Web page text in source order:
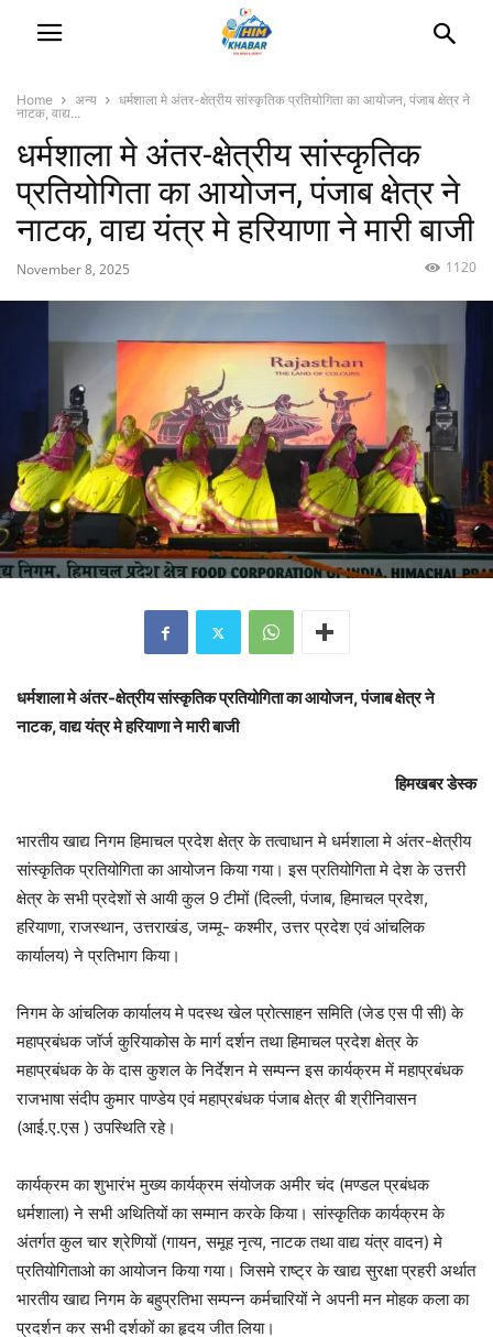
Home अन्य
धर्मशाला मे अंतर-क्षेत्रीय सांस्कृतिक प्रतियोगिता का आयोजन, पंजाब क्षेत्र ने
नाटक, वाद्य...
धर्मशाला मे अंतर-क्षेत्रीय सांस्कृतिक
प्रतियोगिता का आयोजन, पंजाब क्षेत्र ने
नाटक, वाद्य यंत्र मे हरियाणा ने मारी बाजी
November 8, 2025 1120
धर्मशाला मे अंतर-क्षेत्रीय सांस्कृतिक प्रतियोगिता का आयोजन, पंजाब क्षेत्र ने
नाटक, वाद्य यंत्र मे हरियाणा ने मारी बाजी
हिमखबर डेस्क
भारतीय खाद्य निगम हिमाचल प्रदेश क्षेत्र के तत्वाधान मे धर्मशाला मे अंतर-क्षेत्रीय
सांस्कृतिक प्रतियोगिता का आयोजन किया गया। इस प्रतियोगिता मे देश के उत्तरी
क्षेत्र के सभी प्रदेशों से आयी कुल 9 टीमों (दिल्ली, पंजाब, हिमाचल प्रदेश,
हरियाणा, राजस्थान, उत्तराखंड, जम्मू- कश्मीर, उत्तर प्रदेश एवं आंचलिक
कार्यालय) ने प्रतिभाग किया।
निगम के आंचलिक कार्यालय मे पदस्थ खेल प्रोत्साहन समिति (जेड एस पी सी) के
महाप्रबंधक जॉर्ज कुरियाकोस के मार्ग दर्शन तथा हिमाचल प्रदेश क्षेत्र के
महाप्रबंधक के के दास कुशल के निर्देशन मे सम्पन्न इस कार्यक्रम में महाप्रबंधक
राजभाषा संदीप कुमार पाण्डेय एवं महाप्रबंधक पंजाब क्षेत्र बी श्रीनिवासन
(आई.ए.एस ) उपस्थिति रहे।
कार्यक्रम का शुभारंभ मुख्य कार्यक्रम संयोजक अमीर चंद (मण्डल प्रबंधक
धर्मशाला) ने सभी अथितियों का सम्मान करके किया। सांस्कृतिक कार्यक्रम के
अंतर्गत कुल चार श्रेणियों (गायन, समूह नृत्य, नाटक तथा वाद्य यंत्र वादन) मे
प्रतियोगिताओ का आयोजन किया गया। जिसमे राष्ट्र के खाद्य सुरक्षा प्रहरी अर्थात
भारतीय खाद्य निगम के बहुप्रतिभा सम्पन्न कर्मचारियों ने अपनी मन मोहक कला का
प्रदर्शन कर सभी दर्शकों का हृदय जीत लिया।